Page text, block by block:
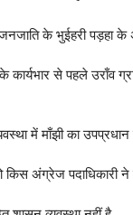
के भुईहरी पड़हा के
से पहले उराँव
में माँझी का
किस अंग्रेज पदाधिकारी ने